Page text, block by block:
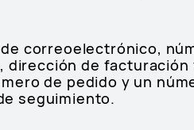
correoelectrónico,
dirección de facturación
de pedido y un
seguimiento.